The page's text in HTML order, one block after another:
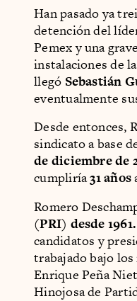
Han pasado ya
detención del
Pemex y una
instalaciones de
llegó Sebastián
eventualmente
Desde entonces,
sindicato a base
de diciembre de
cumpliría31 años
Romero
(PRI) desde 1961.
candidatos y
trabajado bajo
Enrique Peña
Hinojosa de